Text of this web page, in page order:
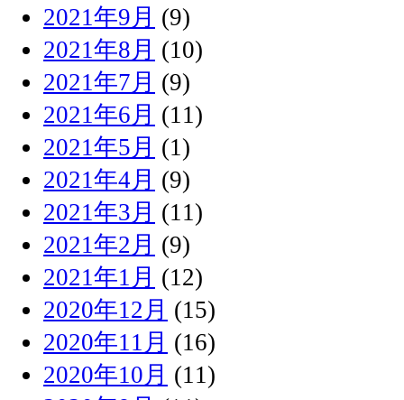
2021年9月 (9)
2021年8月 (10)
2021年7月 (9)
2021年6月 (11)
2021年5月 (1)
2021年4月 (9)
2021年3月 (11)
2021年2月 (9)
2021年1月 (12)
2020年12月 (15)
2020年11月 (16)
2020年10月 (11)